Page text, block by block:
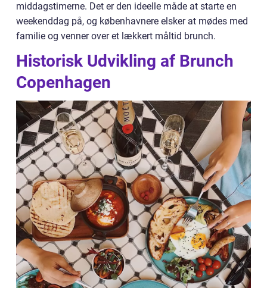
middagstimerne. Det er den ideelle måde at starte en
weekenddag på, og københavnere elsker at mødes med
familie og venner over et lækkert måltid brunch.
Historisk Udvikling af Brunch
Copenhagen